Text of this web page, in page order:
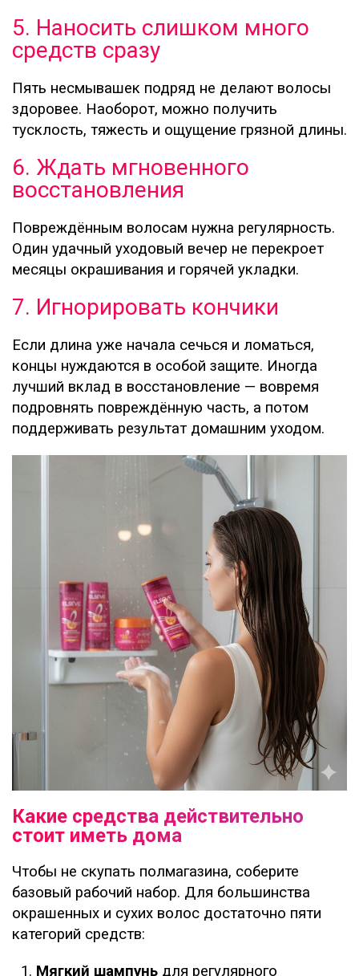
5. Наносить слишком много
средств сразу
Пять несмывашек подряд не делают волосы
здоровее. Наоборот, можно получить
тусклость, тяжесть и ощущение грязной длины.
6. Ждать мгновенного
восстановления
Повреждённым волосам нужна регулярность.
Один удачный уходовый вечер не перекроет
месяцы окрашивания и горячей укладки.
7. Игнорировать кончики
Если длина уже начала сечься и ломаться,
концы нуждаются в особой защите. Иногда
лучший вклад в восстановление — вовремя
подровнять повреждённую часть, а потом
поддерживать результат домашним уходом.
Какие средства действительно
стоит иметь дома
Чтобы не скупать полмагазина, соберите
базовый рабочий набор. Для большинства
окрашенных и сухих волос достаточно пяти
категорий средств:
Мягкий шампунь для регулярного